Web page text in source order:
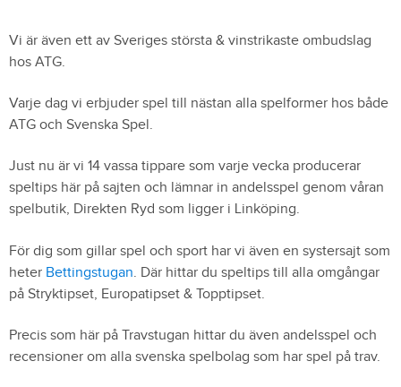
Vi är även ett av Sveriges största & vinstrikaste ombudslag
hos ATG.
Varje dag vi erbjuder spel till nästan alla spelformer hos både
ATG och Svenska Spel.
Just nu är vi 14 vassa tippare som varje vecka producerar
speltips här på sajten och lämnar in andelsspel genom våran
spelbutik, Direkten Ryd som ligger i Linköping.
För dig som gillar spel och sport har vi även en systersajt som
heter Bettingstugan. Där hittar du speltips till alla omgångar
på Stryktipset, Europatipset & Topptipset.
Precis som här på Travstugan hittar du även andelsspel och
recensioner om alla svenska spelbolag som har spel på trav.